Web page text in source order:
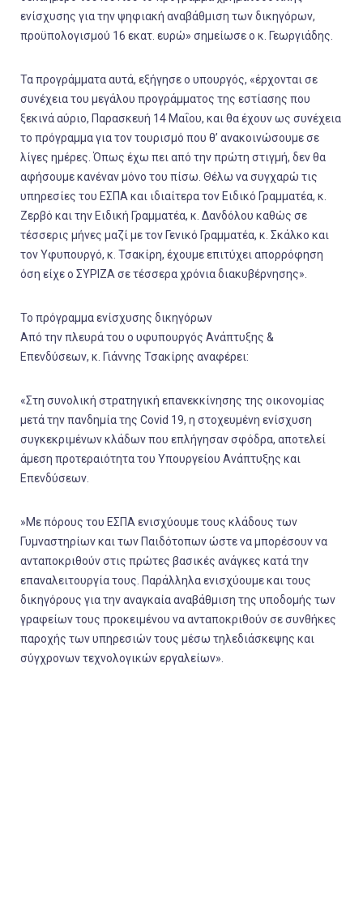
ενίσχυσης για την ψηφιακή αναβάθμιση των δικηγόρων,
προϋπολογισμού 16 εκατ. ευρώ» σημείωσε ο κ. Γεωργιάδης.
Τα προγράμματα αυτά, εξήγησε ο υπουργός, «έρχονται σε
συνέχεια του μεγάλου προγράμματος της εστίασης που
ξεκινά αύριο, Παρασκευή 14 Μαΐου, και θα έχουν ως συνέχεια
το πρόγραμμα για τον τουρισμό που θ’ ανακοινώσουμε σε
λίγες ημέρες. Όπως έχω πει από την πρώτη στιγμή, δεν θα
αφήσουμε κανέναν μόνο του πίσω. Θέλω να συγχαρώ τις
υπηρεσίες του ΕΣΠΑ και ιδιαίτερα τον Ειδικό Γραμματέα, κ.
Ζερβό και την Ειδική Γραμματέα, κ. Δανδόλου καθώς σε
τέσσερις μήνες μαζί με τον Γενικό Γραμματέα, κ. Σκάλκο και
τον Υφυπουργό, κ. Τσακίρη, έχουμε επιτύχει απορρόφηση
όση είχε ο ΣΥΡΙΖΑ σε τέσσερα χρόνια διακυβέρνησης».
Το πρόγραμμα ενίσχυσης δικηγόρων
Από την πλευρά του ο υφυπουργός Ανάπτυξης &
Επενδύσεων, κ. Γιάννης Τσακίρης αναφέρει:
«Στη συνολική στρατηγική επανεκκίνησης της οικονομίας
μετά την πανδημία της Covid 19, η στοχευμένη ενίσχυση
συγκεκριμένων κλάδων που επλήγησαν σφόδρα, αποτελεί
άμεση προτεραιότητα του Υπουργείου Ανάπτυξης και
Επενδύσεων.
»Με πόρους του ΕΣΠΑ ενισχύουμε τους κλάδους των
Γυμναστηρίων και των Παιδότοπων ώστε να μπορέσουν να
ανταποκριθούν στις πρώτες βασικές ανάγκες κατά την
επαναλειτουργία τους. Παράλληλα ενισχύουμε και τους
δικηγόρους για την αναγκαία αναβάθμιση της υποδομής των
γραφείων τους προκειμένου να ανταποκριθούν σε συνθήκες
παροχής των υπηρεσιών τους μέσω τηλεδιάσκεψης και
σύγχρονων τεχνολογικών εργαλείων».